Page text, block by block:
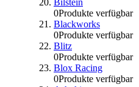
Bilstein
0Produkte verfügbar
Blackworks
0Produkte verfügbar
Blitz
0Produkte verfügbar
Blox Racing
0Produkte verfügbar